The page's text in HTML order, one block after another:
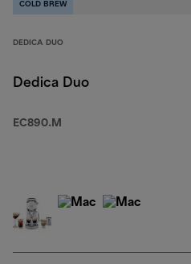
COLD BREW
DEDICA DUO
Dedica Duo
EC890.M